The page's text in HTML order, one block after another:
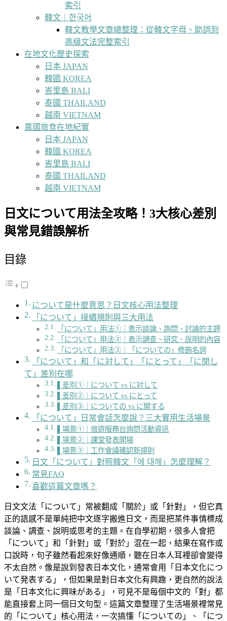
索引
韓文｜한국어
韓文教學文章總整理：從韓文字母、助詞到
高級文法完整索引
在地文化歷史探索
日本 JAPAN
韓國 KOREA
峇里島 BALI
泰國 THAILAND
越南 VIETNAM
異國旅食在地紀實
日本 JAPAN
韓國 KOREA
峇里島 BALI
泰國 THAILAND
越南 VIETNAM
日文について用法全攻略！3大核心差別
與常見錯誤解析
目錄
について是什麼意思？日文核心用法整理
「について」接續規則與三大用法
「について」用法①｜表示談論、詢問、討論的主題
「について」用法②｜表示調查、研究、說明的內容
「について」用法③｜「についての」修飾名詞
「について」和「に対して」「にとって」「に関し
て」差別在哪
▌差別①｜について vs に対して
▌差別②｜について vs にとって
▌差別③｜についての vs に関する
「について」日常會話怎麼說？三大實用生活場景
▌場景①｜旅遊服務台詢問活動資訊
▌場景②｜課堂發表開場
▌場景③｜工作會議確認新規則
日文「について」對照韓文「에 대해」怎麼理解？
常見FAQ
喜歡這篇文章嗎？
日文文法「について」常被翻成「關於」或「針對」，但它真
正的語感不是單純把中文逐字搬進日文，而是把某件事情標成
談論、調查、說明或思考的主題。在自學初期，很多人會把
「について」和「針對」或「對於」混在一起，結果在寫作或
口說時，句子雖然看起來好像通順，聽在日本人耳裡卻會變得
不太自然。像是說到發表日本文化，通常會用「日本文化につ
いて発表する」，但如果是對日本文化有興趣，更自然的說法
是「日本文化に興味がある」，可見不是每個中文的「對」都
能直接套上同一個日文句型。這篇文章整理了生活場景裡常見
的「について」核心用法，一次搞懂「についての」、「につ